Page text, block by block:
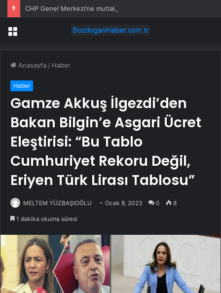
Menü
Anasayfa / Haber
Haber
Gamze Akkuş İlgezdi’den
Bakan Bilgin’e Asgari Ücret
Eleştirisi: “Bu Tablo
Cumhuriyet Rekoru Değil,
Eriyen Türk Lirası Tablosu”
MELTEM YÜZBAŞIOĞLU Ocak 8, 2023 0 8
1 dakika okuma süresi